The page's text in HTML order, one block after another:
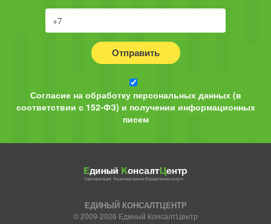
Отправить
Согласие на обработку персональных данных (в
соответствии с 152-ФЗ) и получении информационных
писем
ЕДИНЫЙ КОНСАЛТЦЕНТР
© 2009-2026 Единый КонсалтЦентр